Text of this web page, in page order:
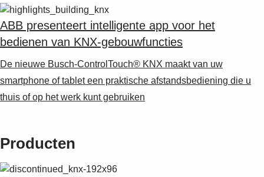
ABB presenteert intelligente app voor het
bedienen van KNX-gebouwfuncties
De nieuwe Busch-ControlTouch® KNX maakt van uw
smartphone of tablet een praktische afstandsbediening die u
thuis of op het werk kunt gebruiken
Producten